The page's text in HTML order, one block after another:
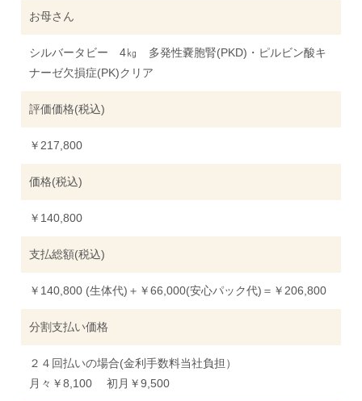
お母さん
シルバータビー 4㎏ 多発性嚢胞腎(PKD)・ピルビン酸キ
ナーゼ欠損症(PK)クリア
評価価格(税込)
￥217,800
価格(税込)
￥140,800
支払総額(税込)
￥140,800 (生体代)＋￥66,000(安心パック代)＝￥206,800
分割支払い価格
２４回払いの場合(金利手数料当社負担）
月々￥8,100 初月￥9,500